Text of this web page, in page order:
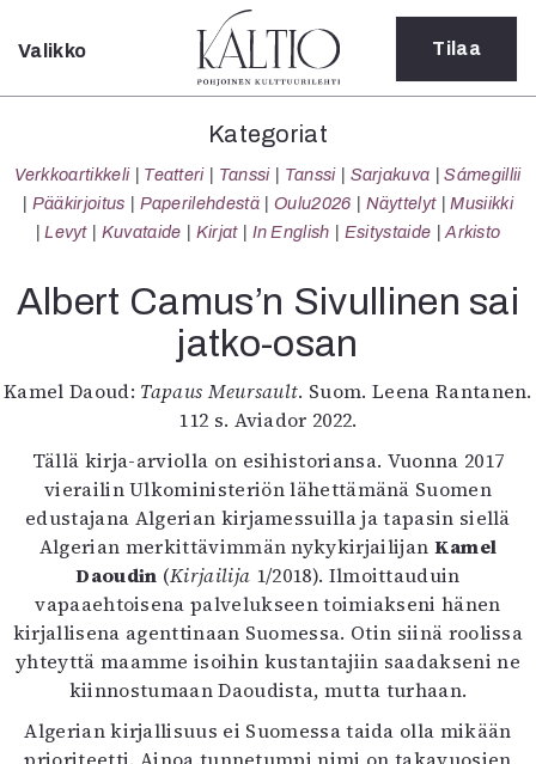
Sulje
Kategoriat
Verkkoartikkeli
Teatteri
Tanssi
Sarjakuva
Sámegillii
Pääkirjoitus
Oulu2026
Näyttelyt
Musiikki
Levyt
Kuvataide
Kirjat
In English
Esitystaide
Arkisto
Lehdet
4/2026
Valikko Tilaa
Kategoriat
Verkkoartikkeli Teatteri Tanssi Tanssi Sarjakuva
Sámegillii
Pääkirjoitus
Paperilehdestä Oulu2026 Näyttelyt
Musiikki
Levyt
Kuvataide Kirjat In English Esitystaide Arkisto
Albert Camus’n Sivullinen sai
jatko-osan
Kamel Daoud: Tapaus Meursault. Suom. Leena Rantanen.
112 s. Aviador 2022.
Tällä kirja-arviolla on esihistoriansa. Vuonna 2017
vierailin Ulkoministeriön lähettämänä Suomen
edustajana Algerian kirjamessuilla ja tapasin siellä
Algerian merkittävimmän nykykirjailijan Kamel
Daoudin (Kirjailija 1/2018). Ilmoittauduin
vapaaehtoisena palvelukseen toimiakseni hänen
kirjallisena agenttinaan Suomessa. Otin siinä roolissa
yhteyttä maamme isoihin kustantajiin saadakseni ne
kiinnostumaan Daoudista, mutta turhaan.
Algerian kirjallisuus ei Suomessa taida olla mikään